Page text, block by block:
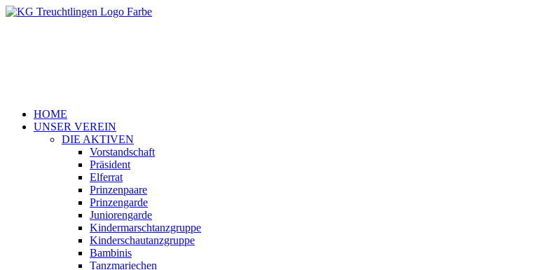
HOME
UNSER VEREIN
DIE AKTIVEN
Vorstandschaft
Präsident
Elferrat
Prinzenpaare
Prinzengarde
Juniorengarde
Kindermarschtanzgruppe
Kinderschautanzgruppe
Bambinis
Tanzmariechen